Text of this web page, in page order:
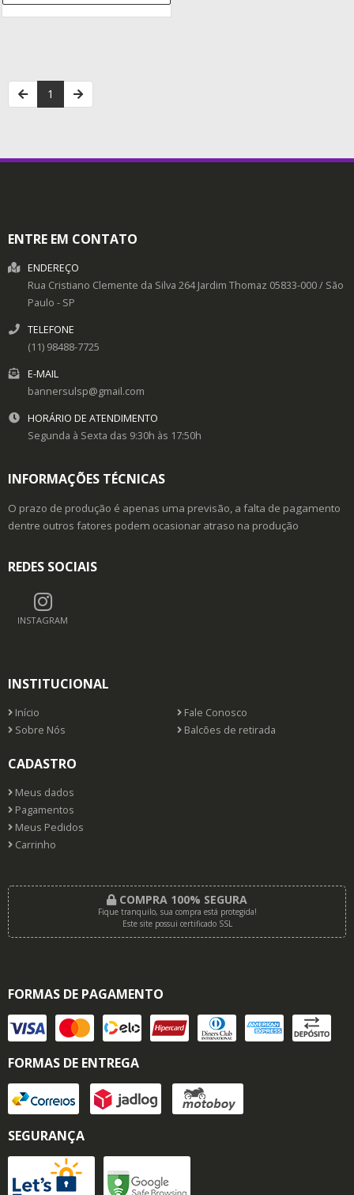
1
ENTRE EM CONTATO
ENDEREÇO
Rua Cristiano Clemente da Silva 264 Jardim Thomaz 05833-000/ São
Paulo - SP
TELEFONE
(11) 98488-7725
E-MAIL
bannersulsp@gmail.com
HORÁRIO DE ATENDIMENTO
Segunda à Sexta das 9:30h às 17:50h
INFORMAÇÕES TÉCNICAS
O prazo de produção é apenas uma previsão, a falta de pagamento
dentre outros fatores podem ocasionar atraso na produção
REDES SOCIAIS
INSTAGRAM
INSTITUCIONAL
Início
Fale Conosco
Sobre Nós
Balcões de retirada
CADASTRO
Meus dados
Pagamentos
Meus Pedidos
Carrinho
COMPRA 100% SEGURA
Fique tranquilo, sua compra está protegida!
Este site possui certificado SSL
FORMAS DE PAGAMENTO
FORMAS DE ENTREGA
SEGURANÇA